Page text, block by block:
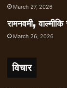
March 27, 2026
रामनवमी, वाल्मीकि
March 26, 2026
विचार